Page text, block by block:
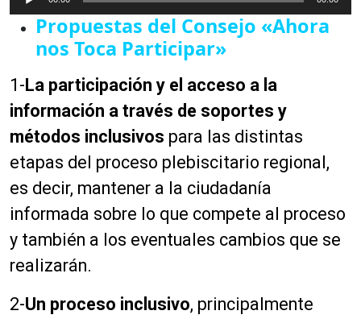
a
o
e
d
u
t
o
r
d
e
a
u
i
Propuestas del Consejo «Ahora
nos Toca Participar»
1-La participación y el acceso a la
información a través de soportes y
métodos inclusivos para las distintas
etapas del proceso plebiscitario regional,
es decir, mantener a la ciudadanía
informada sobre lo que compete al proceso
y también a los eventuales cambios que se
realizarán.
2-Un proceso inclusivo, principalmente